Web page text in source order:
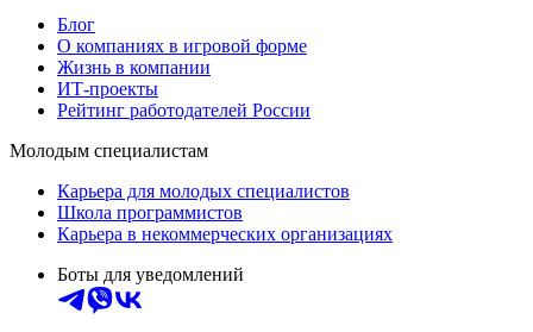
Блог
О компаниях в игровой форме
Жизнь в компании
ИТ-проекты
Рейтинг работодателей России
Молодым специалистам
Карьера для молодых специалистов
Школа программистов
Карьера в некоммерческих организациях
Боты для уведомлений